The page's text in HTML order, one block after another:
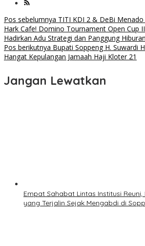
Navigasi
pos
Pos sebelumnya TITI KDI 2 & DeBi Menado
Hark Cafe! Domino Tournament Open Cup
Hadirkan Adu Strategi dan Panggung
Pos berikutnya Bupati Soppeng H. Suwardi
Hangat Kepulangan Jamaah Haji Kloter 21
Jangan Lewatkan
Empat Sahabat Lintas Institusi
yang Terjalin Sejak Mengabdi di